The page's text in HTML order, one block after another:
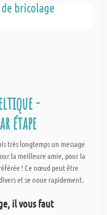
bricolage
-
étape
très longtemps un message
la meilleure amie, pour la
! Ce nœud peut être
et se noue rapidement.
il vous faut